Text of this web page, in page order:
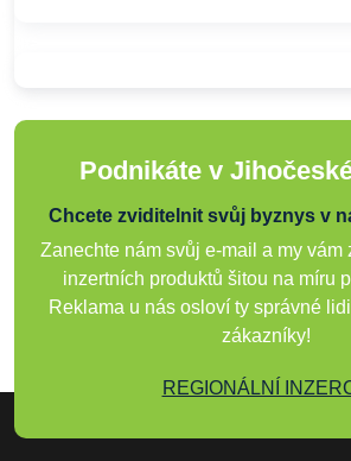
Podnikáte v
Chcete zviditelnit svůj byznys v
Zanechte nám svůj e-mail a my vám
inzertních produktů šitou na míru
Reklama u nás osloví ty správné
zákazníky!
REGIONÁLNÍ